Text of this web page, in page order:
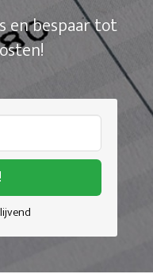
en bespaar tot